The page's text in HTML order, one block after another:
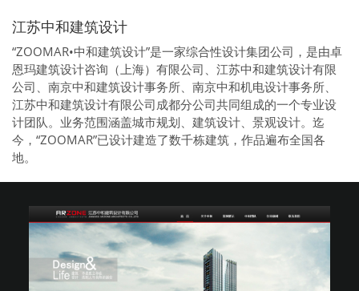
江苏中和建筑设计
“ZOOMAR•中和建筑设计”是一家综合性设计集团公司，是由卓
恩玛建筑设计咨询（上海）有限公司、江苏中和建筑设计有限
公司、南京中和建筑设计事务所、南京中和机电设计事务所、
江苏中和建筑设计有限公司成都分公司共同组成的一个专业设
计团队。业务范围涵盖城市规划、建筑设计、景观设计。迄
今，“ZOOMAR”已设计建造了数千栋建筑，作品遍布全国各
地。